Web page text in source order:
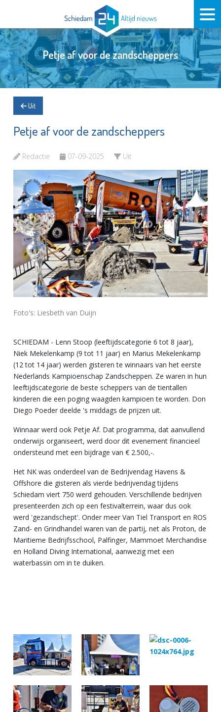
Petje af voor de zandscheppers
Uit
Petje af voor de zandscheppers
Redactie 07-09-2025 Uit
Foto's: Liesbeth van Duijn
SCHIEDAM - Lenn Stoop (leeftijdscategorie 6 tot 8 jaar),
Niek Mekelenkamp (9 tot 11 jaar) en Marius Mekelenkamp
(12 tot 14 jaar) werden gisteren te winnaars van het eerste
Nederlands Kampioenschap Zandscheppen. Ze waren in hun
leeftijdscategorie de beste scheppers van de tientallen
kinderen die een poging waagden kampioen te worden. Don
Diego Poeder deelde 's middags de prijzen uit.
Winnaar werd ook Petje Af. Dat programma, dat aanvullend
onderwijs organiseert, werd door dit evenement financieel
ondersteund met een bijdrage van € 2.500,-.
Het NK was onderdeel van de Bedrijvendag Havens &
Offshore die gisteren als vierde bedrijvendag tijdens
Schiedam viert 750 werd gehouden. Verschillende bedrijven
presenteerden zich op een festivalterrein, waar dus ook
werd 'gezandschept'. Onder meer Van Tiel Transport en ROS
Zand- en Grindhandel waren van de partij, net als Proton, de
Maritieme Bedrijfsschool, Palfinger, Mammoet Merchandise
en Holland Diving International, aanwezig met een
waterbassin om in te duiken.